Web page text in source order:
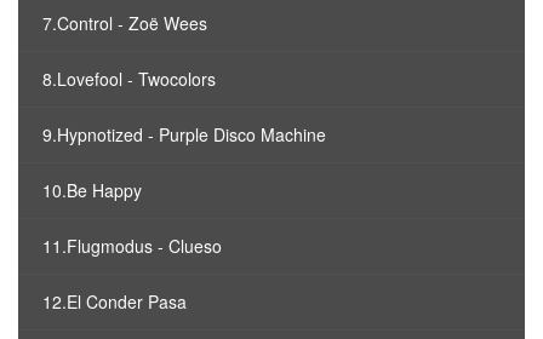
7.Control - Zoë Wees
8.Lovefool - Twocolors
9.Hypnotized - Purple Disco Machine
10.Be Happy
11.Flugmodus - Clueso
12.El Conder Pasa